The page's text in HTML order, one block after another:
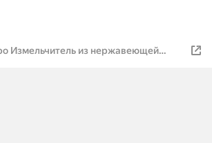
Измельчитель из нержавеющей